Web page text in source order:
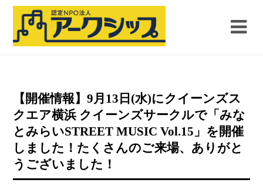
【開催情報】9月13日(水)にクイーンズス
クエア横浜 クイーンズサークルで「みな
とみらいSTREET MUSIC Vol.15」を開催
しました！たくさんのご来場、ありがと
うございました！